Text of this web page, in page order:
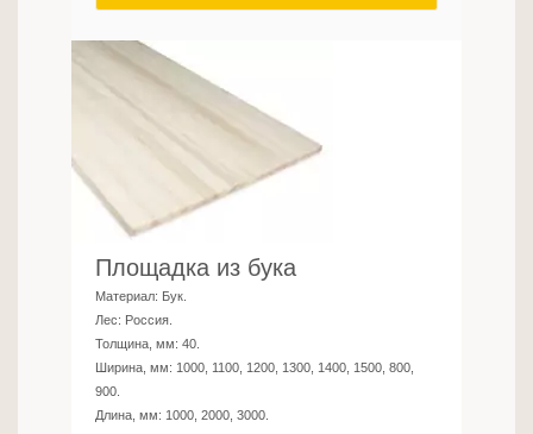
Площадка из бука
Материал: Бук
Лес: Россия
Толщина, мм: 40
Ширина, мм: 1000, 1100, 1200, 1300, 1400, 1500, 800,
900
Длина, мм: 1000, 2000, 3000